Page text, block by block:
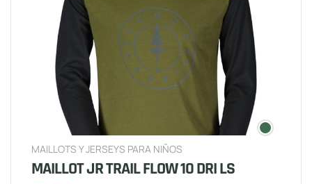
MAILLOTS Y JERSEYS PARA NIÑOS
MAILLOT JR TRAIL FLOW 10 DRI LS